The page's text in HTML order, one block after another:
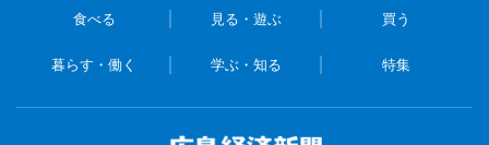
食べる 見る・遊ぶ 買う
暮らす・働く 学ぶ・知る 特集